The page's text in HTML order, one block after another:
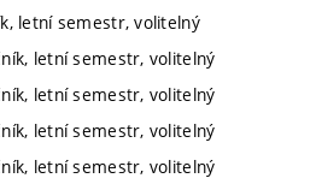
letní semestr, volitelný
letní semestr, volitelný
letní semestr, volitelný
letní semestr, volitelný
letní semestr, volitelný